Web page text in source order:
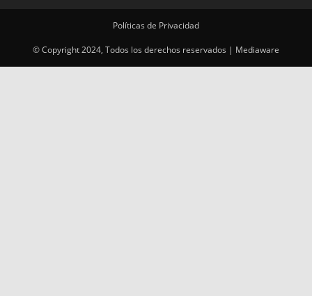
Políticas de Privacidad
© Copyright 2024, Todos los derechos reservados | Mediaware